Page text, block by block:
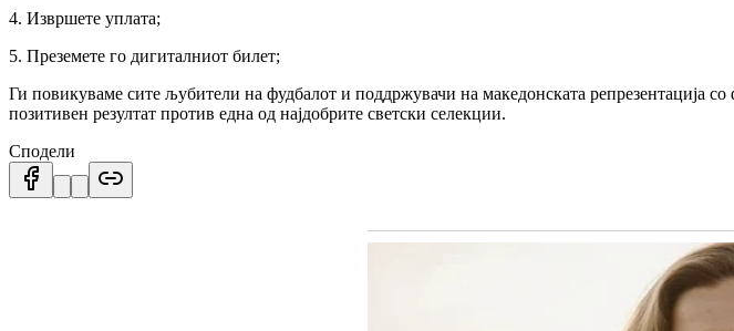
4. Извршете уплата;
5. Преземете го дигиталниот билет;
Ги повикуваме сите љубители на фудбалот и поддржувачи на македонската репрезентација
позитивен резултат против една од најдобрите светски селекции.
Сподели